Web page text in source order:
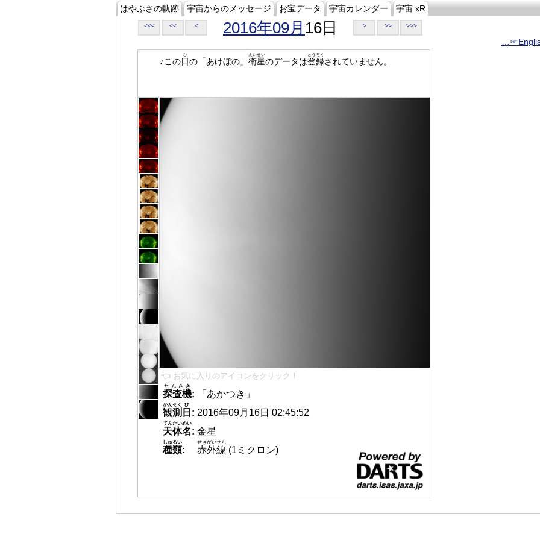
はやぶさの軌跡 宇宙からのメッセージ お宝データ 宇宙カレンダー 宇宙 xR
<<< << < 2016年09月 16日 > >> >>>
♪この日
ひ
の「あけぼの」 衛星
えいせい
のデータは登録
とうろく
されていません。
👈 お気に入りのアイコンをクリック！
探査機
たんさき
:
「あかつき」
観測
かんそく
日
び
: 2016年09月16日 02:45:52
天体名
てんたいめい
: 金星
種類
しゅるい
: 赤外線
せきがいせん
(1ミクロン)